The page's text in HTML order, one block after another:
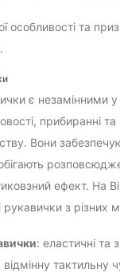
особливості та
є незамінними
прибиранні
Вони
ефект. На
з різних
: еластичні та
тактильну